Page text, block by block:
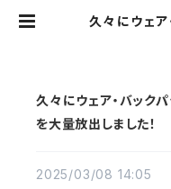
久々にウェア
久々にウェア・バックパ
を大量放出しました！
2025/03/08 14:05